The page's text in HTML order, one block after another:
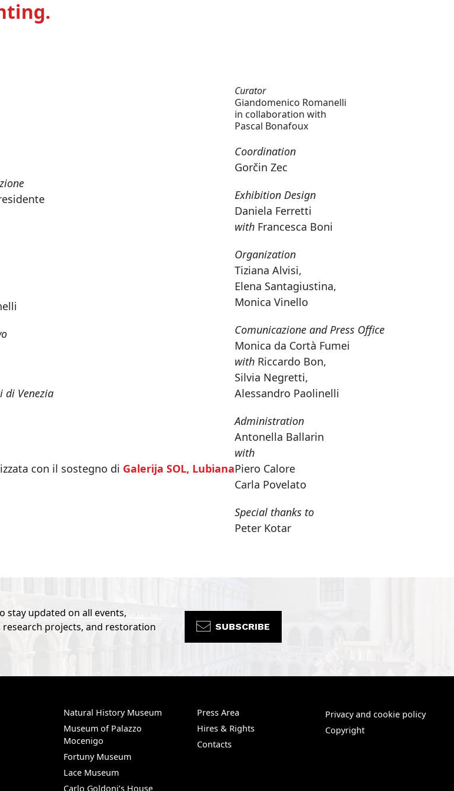
di Venezia
con il sostegno di Galerija SOL, Lubiana
Curator
Giandomenico Romanelli
in collaboration with
Pascal Bonafoux
Coordination
Gorčin Zec
Exhibition Design
Daniela Ferretti
with Francesca Boni
Organization
Tiziana Alvisi,
Elena Santagiustina,
Monica Vinello
Comunicazione and Press Office
Monica da Cortà Fumei
with Riccardo Bon,
Silvia Negretti,
Alessandro Paolinelli
Administration
Antonella Ballarin
with
Piero Calore
Carla Povelato
Special thanks to
Peter Kotar
stay updated on all events,
projects, and restoration
SUBSCRIBE
Natural History Museum
Museum of Palazzo
Mocenigo
Fortuny Museum
Lace Museum
Carlo Goldoni’s House
Press Area
Hires & Rights
Contacts
Privacy and cookie policy
Copyright